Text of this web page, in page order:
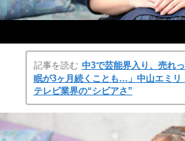
記事を読む 中3で芸能界入り、売れ
眠が3ヶ月続くことも…」中山エミリ
テレビ業界の“シビアさ”